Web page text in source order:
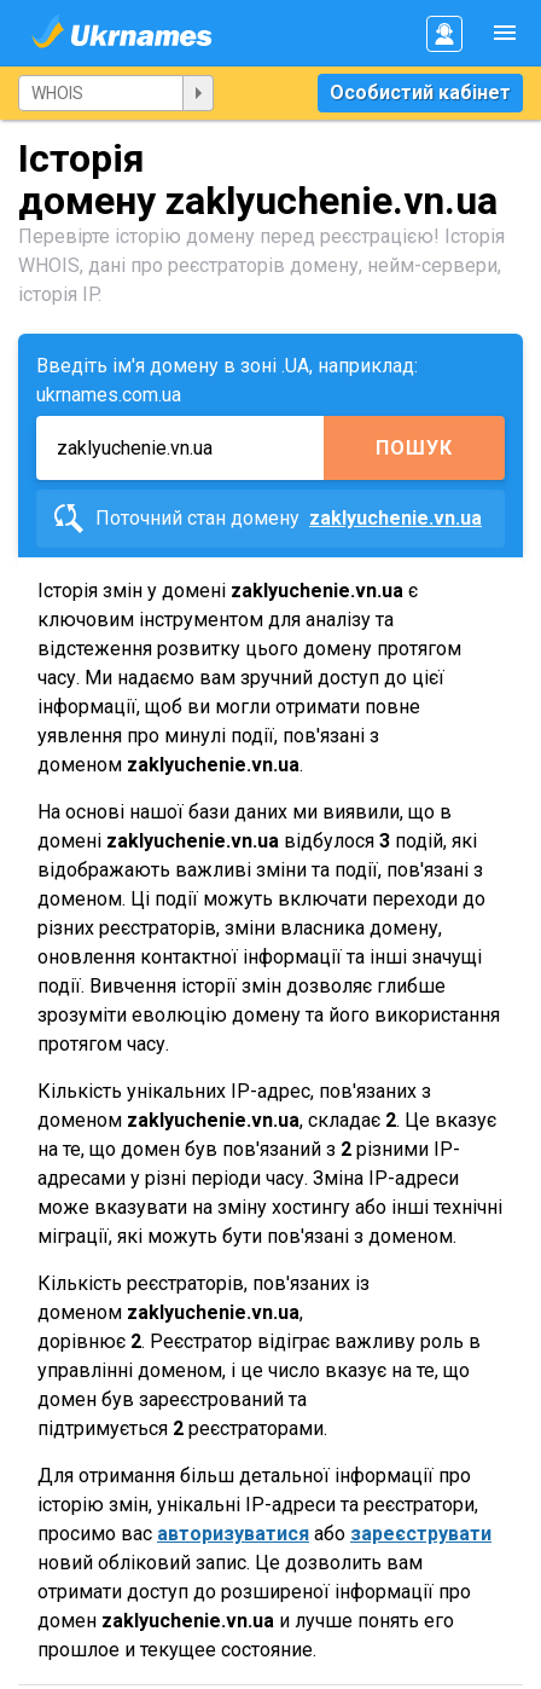
Особистий кабінет
Історія
домену zaklyuchenie.vn.ua
Перевірте історію домену перед реєстрацією! Історія
WHOIS, дані про реєстраторів домену, нейм-сервери,
історія IP.
Введіть ім'я домену в зоні .UA, наприклад:
ukrnames.com.ua
ПОШУК
Поточний стан домену zaklyuchenie.vn.ua
Історія змін у домені zaklyuchenie.vn.ua є
ключовим інструментом для аналізу та
відстеження розвитку цього домену протягом
часу. Ми надаємо вам зручний доступ до цієї
інформації, щоб ви могли отримати повне
уявлення про минулі події, пов'язані з
доменом zaklyuchenie.vn.ua.
На основі нашої бази даних ми виявили, що в
домені zaklyuchenie.vn.ua відбулося 3 подій, які
відображають важливі зміни та події, пов'язані з
доменом. Ці події можуть включати переходи до
різних реєстраторів, зміни власника домену,
оновлення контактної інформації та інші значущі
події. Вивчення історії змін дозволяє глибше
зрозуміти еволюцію домену та його використання
протягом часу.
Кількість унікальних IP-адрес, пов'язаних з
доменом zaklyuchenie.vn.ua, складає 2. Це вказує
на те, що домен був пов'язаний з 2 різними IP-
адресами у різні періоди часу. Зміна IP-адреси
може вказувати на зміну хостингу або інші технічні
міграції, які можуть бути пов'язані з доменом.
Кількість реєстраторів, пов'язаних із
доменом zaklyuchenie.vn.ua,
дорівнює 2. Реєстратор відіграє важливу роль в
управлінні доменом, і це число вказує на те, що
домен був зареєстрований та
підтримується 2 реєстраторами.
Для отримання більш детальної інформації про
історію змін, унікальні IP-адреси та реєстратори,
просимо вас авторизуватися або зареєструвати
новий обліковий запис. Це дозволить вам
отримати доступ до розширеної інформації про
домен zaklyuchenie.vn.ua и лучше понять его
прошлое и текущее состояние.